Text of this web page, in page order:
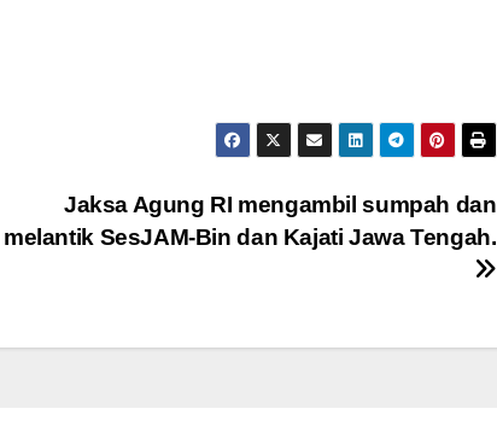
Jaksa Agung RI mengambil sumpah dan
melantik SesJAM-Bin dan Kajati Jawa Tengah.